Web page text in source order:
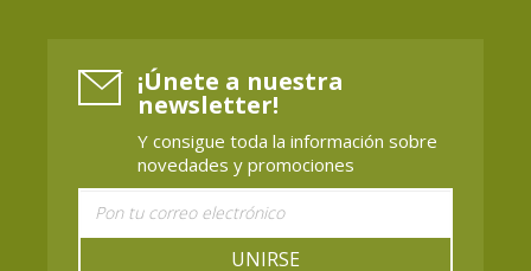
¡Únete a nuestra
newsletter!
Y consigue toda la información sobre
novedades y promociones
UNIRSE